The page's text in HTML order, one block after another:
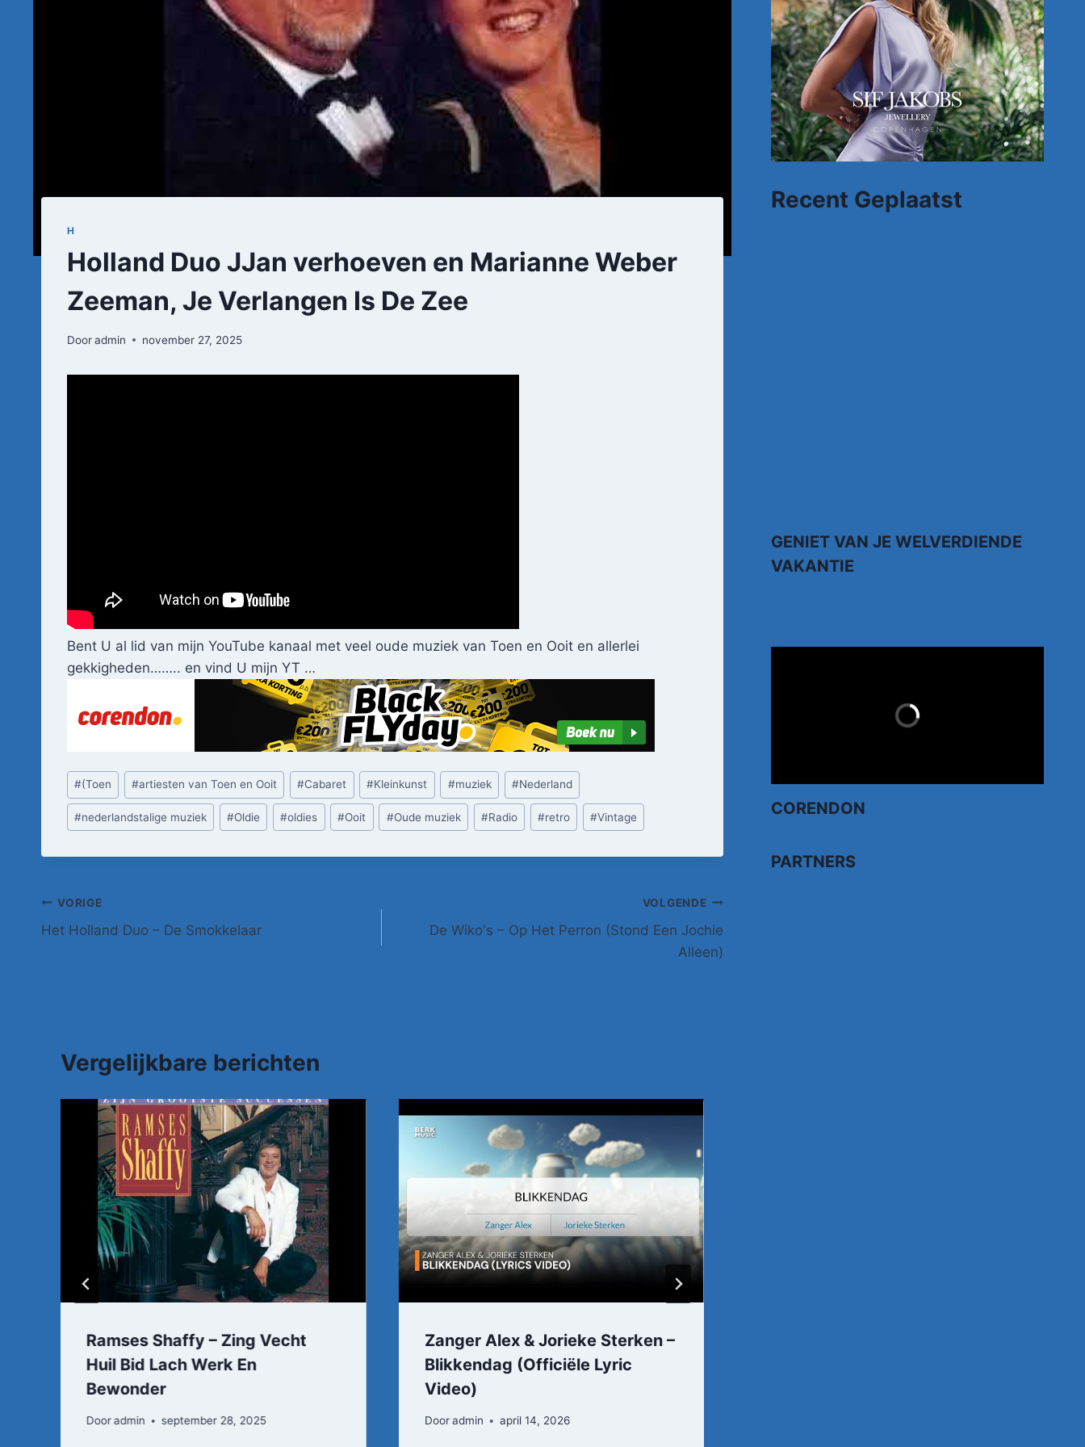
H
Holland Duo JJan verhoeven en Marianne Weber
Zeeman, Je Verlangen Is De Zee
Dooradmin november 27, 2025
Bent U al lid van mijn YouTube kanaal met veel oude muziek van Toen en Ooit en allerlei
gekkigheden…….. en vind U mijn YT …
Bericht
tags:
#(Toen #artiesten van Toen en Ooit #Cabaret #Kleinkunst #muziek #Nederland
#nederlandstalige muziek #Oldie #oldies #Ooit #Oude muziek #Radio #retro #Vintage
Bericht
navigatie
VORIGE
Het Holland Duo – De Smokkelaar
VOLGENDE
De Wiko's – Op Het Perron (Stond Een Jochie
Alleen)
Vergelijkbare berichten
Ramses Shaffy – Zing Vecht
Huil Bid Lach Werk En
Bewonder
Dooradmin september 28, 2025
Zanger Alex & Jorieke Sterken –
Blikkendag (Officiële Lyric
Video)
Door admin april 14, 2026
Recent Geplaatst
GENIET VAN JE WELVERDIENDE
VAKANTIE
CORENDON
PARTNERS